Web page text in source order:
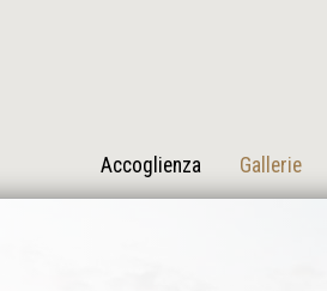
Accoglienza Gallerie